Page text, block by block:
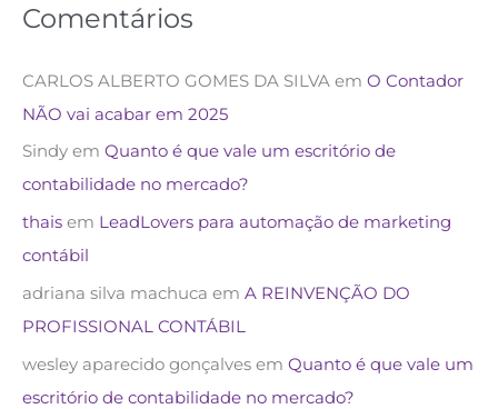
Comentários
CARLOS ALBERTO GOMES DA SILVA em O Contador
NÃO vai acabar em 2025
Sindy em Quanto é que vale um escritório de
contabilidade no mercado?
thais em LeadLovers para automação de marketing
contábil
adriana silva machuca em A REINVENÇÃO DO
PROFISSIONAL CONTÁBIL
wesley aparecido gonçalves em Quanto é que vale um
escritório de contabilidade no mercado?